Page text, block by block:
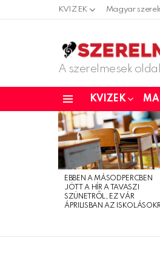
KVIZEK Magyar
A szerelmesek
KVIZEK
LATEST
STORIES
EBBEN A MÁSODPERCBEN
JÖTT A HÍR A TAVASZI
SZÜNETRŐL, EZ VÁR
ÁPRILISBAN AZ